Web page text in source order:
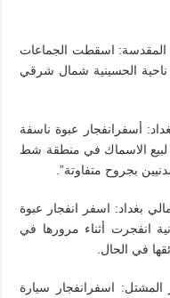
المقدسة: اسقطت الجماعات
حي 7 نيسان ضمن ناحية الحسينية شمال شرقي
أسفرانفجار عبوة ناسفة
لبيع الاسماك في منطقة شط
بجروح متفاوتة”.
بغداد: اسفر انفجار عبوة
انفجرت أثناء مرورها في
في الحال.
المشتل: اسفرانفجار سيارة